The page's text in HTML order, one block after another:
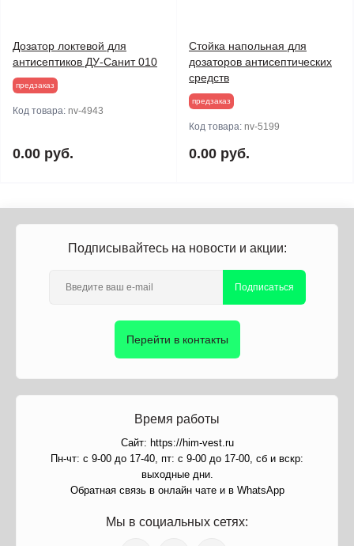
Дозатор локтевой для
антисептиков ДУ-Санит 010
предзаказ
Код товара: nv-4943
0.00 руб.
Стойка напольная для
дозаторов антисептических
средств
предзаказ
Код товара: nv-5199
0.00 руб.
Подписывайтесь на новости и акции:
Подписаться
Перейти в контакты
Время работы
Сайт: https://him-vest.ru
Пн-чт: с 9-00 до 17-40, пт: с 9-00 до 17-00, сб и вскр:
выходные дни.
Обратная связь в онлайн чате и в WhatsApp
Мы в социальных сетях: